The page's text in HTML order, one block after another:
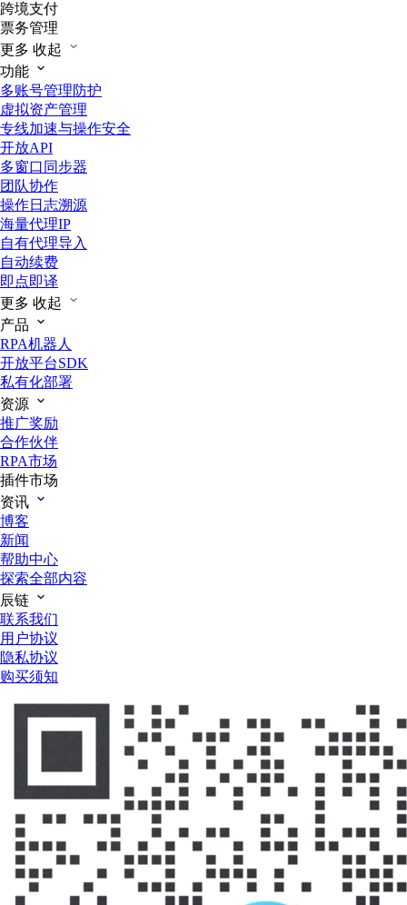
跨境支付
票务管理
更多 收起
功能
多账号管理防护
虚拟资产管理
专线加速与操作安全
开放API
多窗口同步器
团队协作
操作日志溯源
海量代理IP
自有代理导入
自动续费
即点即译
更多 收起
产品
RPA机器人
开放平台SDK
私有化部署
资源
推广奖励
合作伙伴
RPA市场
插件市场
资讯
博客
新闻
帮助中心
探索全部内容
辰链
联系我们
用户协议
隐私协议
购买须知